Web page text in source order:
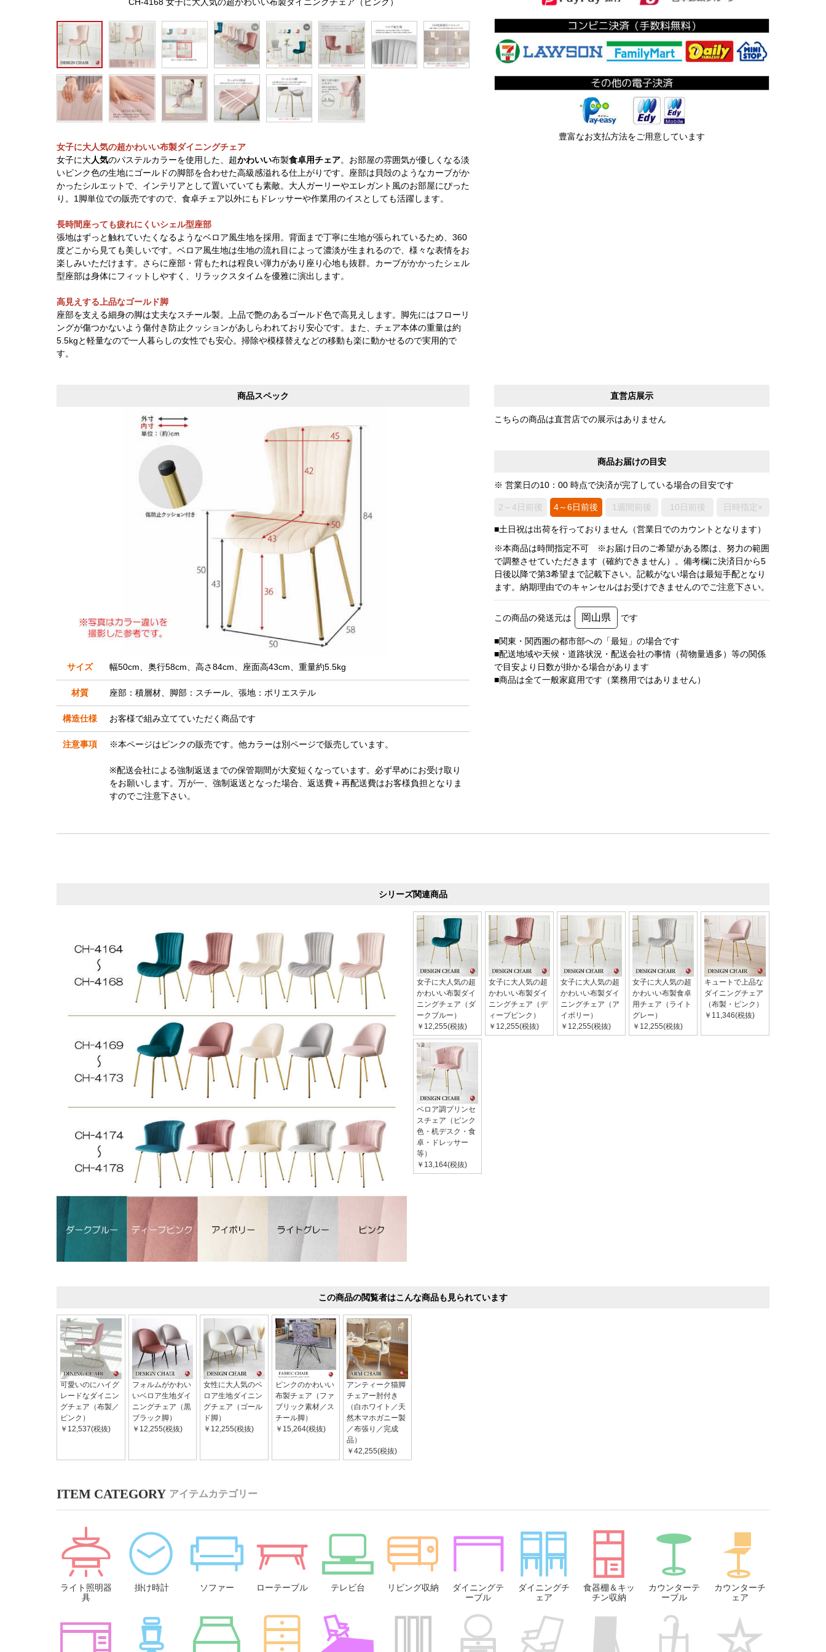
女子に大人気の超かわいい布製ダイニングチェア
女子に大人気のパステルカラーを使用した、超かわいい布製食卓用チェア。お部屋の雰囲気が優しくなる淡
いピンク色の生地にゴールドの脚部を合わせた高級感溢れる仕上がりです。座部は貝殻のようなカーブがか
かったシルエットで、インテリアとして置いていても素敵。大人ガーリーやエレガント風のお部屋にぴった
り。1脚単位での販売ですので、食卓チェア以外にもドレッサーや作業用のイスとしても活躍します。
長時間座っても疲れにくいシェル型座部
張地はずっと触れていたくなるようなベロア風生地を採用。背面まで丁寧に生地が張られているため、360
度どこから見ても美しいです。ベロア風生地は生地の流れ目によって濃淡が生まれるので、様々な表情をお
楽しみいただけます。さらに座部・背もたれは程良い弾力があり座り心地も抜群。カーブがかかったシェル
型座部は身体にフィットしやすく、リラックスタイムを優雅に演出します。
高見えする上品なゴールド脚
座部を支える細身の脚は丈夫なスチール製。上品で艶のあるゴールド色で高見えします。脚先にはフローリ
ングが傷つかないよう傷付き防止クッションがあしらわれており安心です。また、チェア本体の重量は約
5.5kgと軽量なので一人暮らしの女性でも安心。掃除や模様替えなどの移動も楽に動かせるので実用的で
す。
豊富なお支払方法をご用意しています
直営店展示
こちらの商品は直営店での展示はありません
商品お届けの目安
※ 営業日の10：00 時点で決済が完了している場合の目安です
2～4日前後 4～6日前後 1週間前後 10日前後 日時指定×
■土日祝は出荷を行っておりません（営業日でのカウントとなります）
※本商品は時間指定不可 ※お届け日のご希望がある際は、努力の範囲
で調整させていただきます（確約できません）。備考欄に決済日から5
日後以降で第3希望まで記載下さい。記載がない場合は最短手配となり
ます。納期理由でのキャンセルはお受けできませんのでご注意下さい。
この商品の発送元は 岡山県 です
■関東・関西圏の都市部への「最短」の場合です
■配送地域や天候・道路状況・配送会社の事情（荷物量過多）等の関係
で目安より日数が掛かる場合があります
■商品は全て一般家庭用です（業務用ではありません）
商品スペック
サイズ 幅50cm、奥行58cm、高さ84cm、座面高43cm、重量約5.5kg
材質 座部：積層材、脚部：スチール、張地：ポリエステル
構造仕様 お客様で組み立てていただく商品です
注意事項 ※本ページはピンクの販売です。他カラーは別ページで販売しています。
※配送会社による強制返送までの保管期間が大変短くなっています。必ず早めにお受け取り
をお願いします。万が一、強制返送となった場合、返送費＋再配送費はお客様負担となりま
すのでご注意下さい。
シリーズ関連商品
女子に大人気の超
かわいい布製ダイ
ニングチェア（ダ
ークブルー）
￥12,255(税抜)
女子に大人気の超
かわいい布製ダイ
ニングチェア（デ
ィープピンク）
￥12,255(税抜)
女子に大人気の超
かわいい布製ダイ
ニングチェア（ア
イボリー）
￥12,255(税抜)
女子に大人気の超
かわいい布製食卓
用チェア（ライト
グレー）
￥12,255(税抜)
キュートで上品な
ダイニングチェア
（布製・ピンク）
￥11,346(税抜)
ベロア調プリンセ
スチェア（ピンク
色・机デスク・食
卓・ドレッサー
等）
￥13,164(税抜)
この商品の閲覧者はこんな商品も見られています
可愛いのにハイグ
レードなダイニン
グチェア（布製／
ピンク）
￥12,537(税抜)
フォルムがかわい
いベロア生地ダイ
ニングチェア（黒
ブラック脚）
￥12,255(税抜)
女性に大人気のベ
ロア生地ダイニン
グチェア（ゴール
ド脚）
￥12,255(税抜)
ピンクのかわいい
布製チェア（ファ
ブリック素材／ス
チール脚）
￥15,264(税抜)
アンティーク猫脚
チェアー肘付き
（白ホワイト／天
然木マホガニー製
／布張り／完成
品）
￥42,255(税抜)
アイテムカテゴリー
ライト照明器
具
掛け時計 ソファー ローテーブル テレビ台 リビング収納
ダイニングテ
ーブル
ダイニングチ
ェア
食器棚＆キッ
チン収納
カウンターテ
ーブル
カウンターチ
ェア